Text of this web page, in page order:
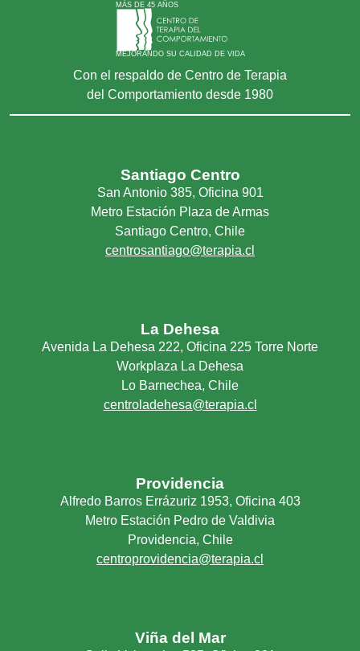
MÁS DE 45 AÑOS
MEJORANDO SU CALIDAD DE VIDA
Con el respaldo de Centro de Terapia
del Comportamiento desde 1980
Santiago Centro
San Antonio 385, Oficina 901
Metro Estación Plaza de Armas
Santiago Centro, Chile
centrosantiago@terapia.cl
La Dehesa
Avenida La Dehesa 222, Oficina 225 Torre Norte
Workplaza La Dehesa
Lo Barnechea, Chile
centroladehesa@terapia.cl
Providencia
Alfredo Barros Errázuriz 1953, Oficina 403
Metro Estación Pedro de Valdivia
Providencia, Chile
centroprovidencia@terapia.cl
Viña del Mar